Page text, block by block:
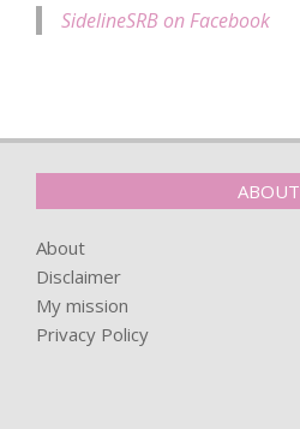
SidelineSRB on Facebook
ABOUT
About
Disclaimer
My mission
Privacy Policy